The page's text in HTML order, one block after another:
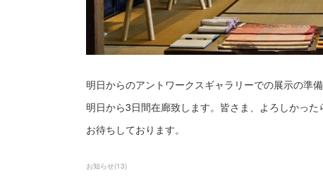
明日からのアントワークスギャラリーでの展示の準備
明日から3日間在廊致します。皆さま、よろしかった
お待ちしております。
お知らせ(13)